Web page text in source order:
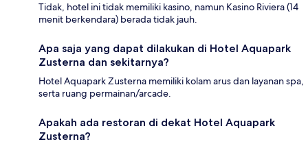
Tidak, hotel ini tidak memiliki kasino, namun Kasino Riviera (14
menit berkendara) berada tidak jauh.
Apa saja yang dapat dilakukan di Hotel Aquapark
Zusterna dan sekitarnya?
Hotel Aquapark Zusterna memiliki kolam arus dan layanan spa,
serta ruang permainan/arcade.
Apakah ada restoran di dekat Hotel Aquapark
Zusterna?